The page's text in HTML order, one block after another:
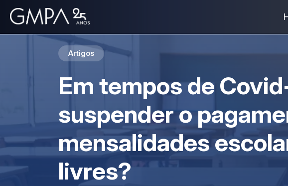
Artigos
Em tempos de
suspender o
mensalidades
livres?